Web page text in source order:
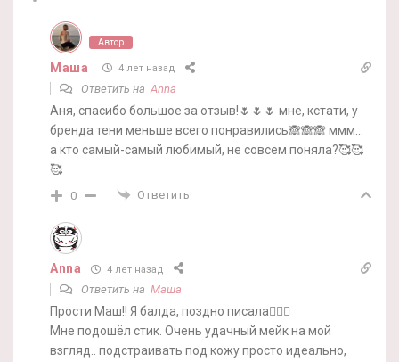
Автор
Маша 4 лет назад
Ответить на Anna
Аня, спасибо большое за отзыв!🌷🌷🌷 мне, кстати, у
бренда тени меньше всего понравились🙈🙈🙈 ммм…
а кто самый-самый любимый, не совсем поняла?🥰🥰
🥰
0 Ответить
Anna 4 лет назад
Ответить на Маша
Прости Маш!! Я балда, поздно писала🤦🏻‍♀️
Мне подошёл стик. Очень удачный мейк на мой
взгляд.. подстраивать под кожу просто идеально,